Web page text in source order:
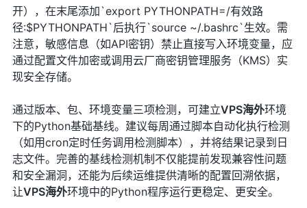
开），在末尾添加`export PYTHONPATH=/有效路
径:$PYTHONPATH`后执行`source ~/.bashrc`生效。需
注意，敏感信息（如API密钥）禁止直接写入环境变量，应
通过配置文件加密或调用云厂商密钥管理服务（KMS）实
现安全存储。
通过版本、包、环境变量三项检测，可建立VPS海外环境
下的Python基础基线。建议每周通过脚本自动化执行检测
（如用cron定时任务调用检测脚本），并将结果记录到日
志文件。完善的基线检测机制不仅能提前发现兼容性问题
和安全漏洞，还能为后续运维提供清晰的配置回溯依据，
让VPS海外环境中的Python程序运行更稳定、更安全。